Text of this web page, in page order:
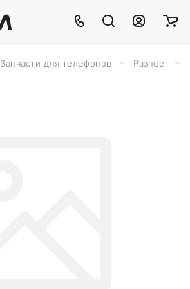
Запчасти для телефонов Разное